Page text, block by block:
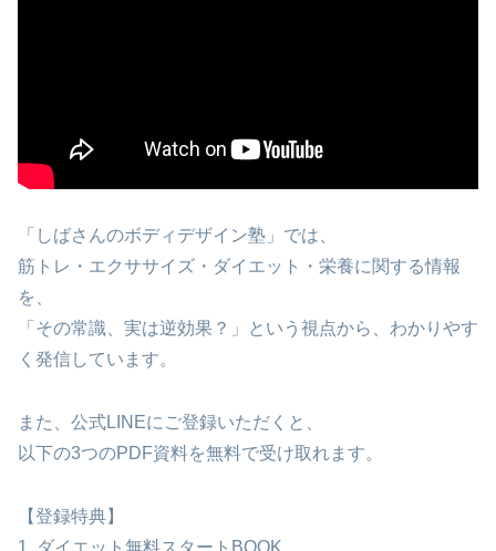
「しばさんのボディデザイン塾」では、
筋トレ・エクササイズ・ダイエット・栄養に関する情報
を、
「その常識、実は逆効果？」という視点から、わかりやす
く発信しています。
また、公式LINEにご登録いただくと、
以下の3つのPDF資料を無料で受け取れます。
【登録特典】
1. ダイエット無料スタートBOOK